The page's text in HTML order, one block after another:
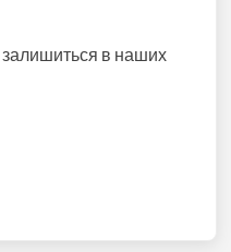
залишиться в наших